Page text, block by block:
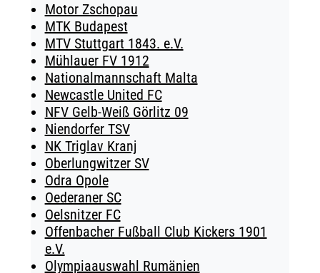
Motor Zschopau
MTK Budapest
MTV Stuttgart 1843. e.V.
Mühlauer FV 1912
Nationalmannschaft Malta
Newcastle United FC
NFV Gelb-Weiß Görlitz 09
Niendorfer TSV
NK Triglav Kranj
Oberlungwitzer SV
Odra Opole
Oederaner SC
Oelsnitzer FC
Offenbacher Fußball Club Kickers 1901
e.V.
Olympiaauswahl Rumänien